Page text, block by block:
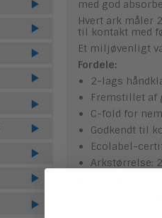
med god
Hvert ark måler
til kontakt med
Et miljøvenligt
Fordele:
2-lags
Fremstillet af
C-fold for
Godkendt til
Ecolabel-
Arkstørrelse: